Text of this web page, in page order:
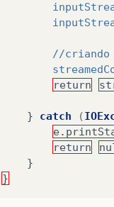
//
return
} catch (
return
}
}